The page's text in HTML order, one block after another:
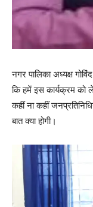
नगर पालिका अध्यक्ष
कि हमें इस कार्यक्रम को
कहीं ना कहीं
बात क्या होगी।